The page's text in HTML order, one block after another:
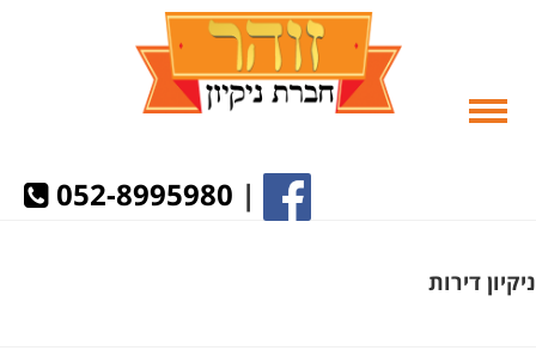
|
052-8995980
ניקיון דירות